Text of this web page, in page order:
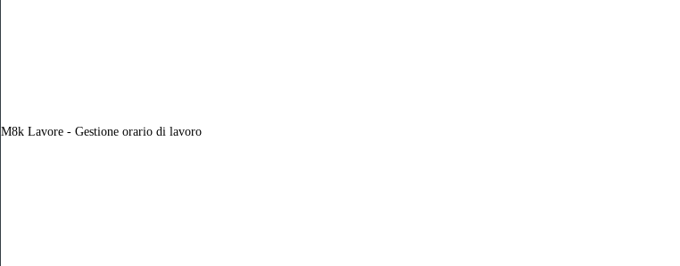
M8k Lavore - Gestione orario di lavoro